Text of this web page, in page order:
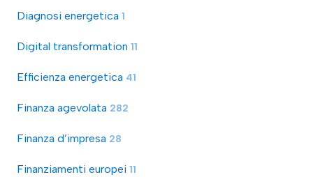
Diagnosi energetica 1
Digital transformation 11
Efficienza energetica 41
Finanza agevolata 282
Finanza d’impresa 28
Finanziamenti europei 11